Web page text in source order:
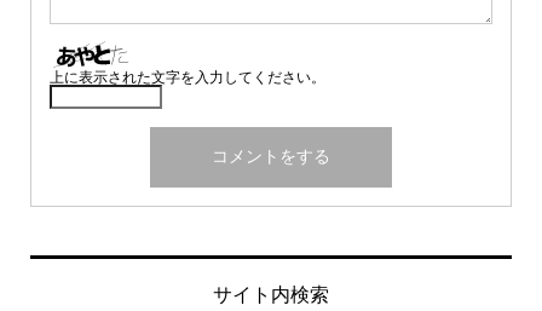
上に表示された文字を入力してください。
サイト内検索